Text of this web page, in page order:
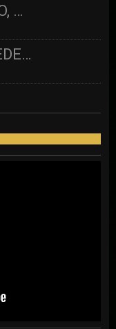
Langenhagen – WATERLOO, THE ABBA SHOW (by 4 Swedes – A Tribute To Abba) mit Streichquartett
Forum Windhagen – 4 SWEDES – A Tribute to Abba